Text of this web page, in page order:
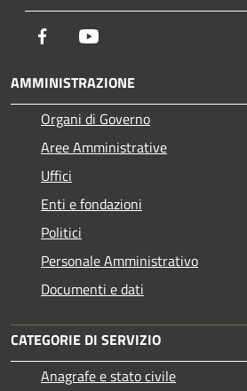
Facebook
AMMINISTRAZIONE
Organi di Governo
Aree Amministrative
Uffici
Enti e fondazioni
Politici
Personale Amministrativo
Documenti e dati
CATEGORIE DI SERVIZIO
Anagrafe e stato civile